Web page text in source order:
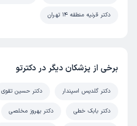
دکتر قرنیه منطقه 14 تهران
برخی از پزشکان دیگر در دکترتو
دکتر گلدیس اسپندار دکتر حسین تقوی
دکتر بابک خطی دکتر بهروز مخلصی